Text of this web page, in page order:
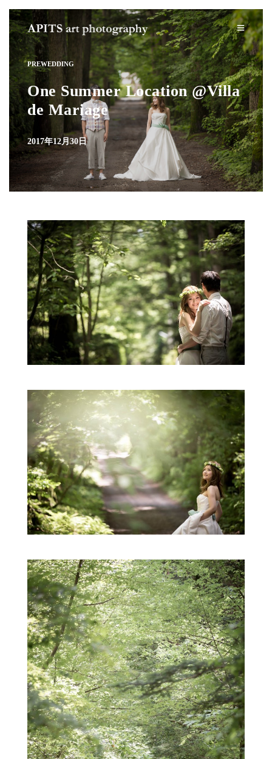
PREWEDDING
One Summer Location @Villa
de Mariage
2017年12月30日